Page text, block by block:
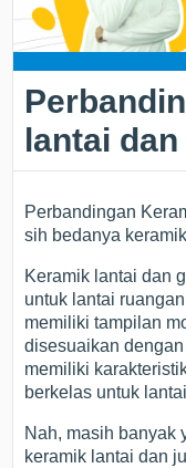
lantai
Perbandingan
sih bedanya
Keramik lantai dan
untuk lantai
memiliki tampilan
disesuaikan
memiliki
berkelas untuk
Nah, masih banyak
keramik lantai dan